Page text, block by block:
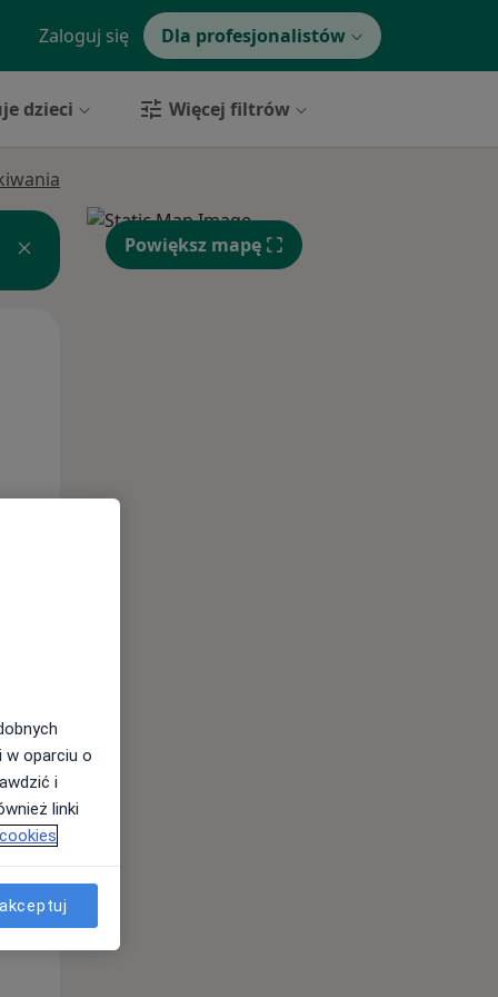
Zaloguj się Dla profesjonalistów
dzieci Więcej filtrów
Powiększ mapę
w oparciu o
i
linki